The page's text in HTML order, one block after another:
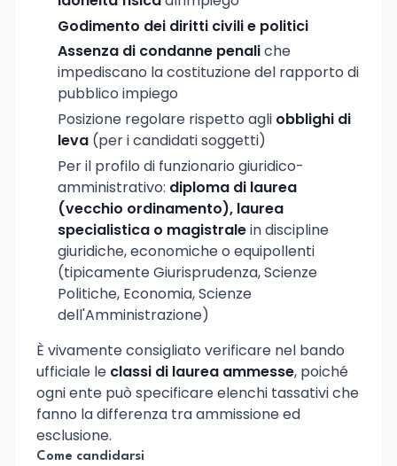
Godimento dei diritti civili e politici
Assenza di condanne penaliche
impediscano la costituzione del rapporto di
pubblico impiego
Posizione regolare rispetto agli obblighi di
leva (per i candidati soggetti)
Per il profilo di funzionario giuridico-
amministrativo: diploma di laurea
(vecchio ordinamento), laurea
specialistica o magistralein discipline
giuridiche, economiche o equipollenti
(tipicamente Giurisprudenza, Scienze
Politiche, Economia, Scienze
dell'Amministrazione)
È vivamente consigliato verificare nel bando
ufficiale le classi di laurea ammesse, poiché
ogni ente può specificare elenchi tassativi che
fanno la differenza tra ammissione ed
esclusione.
Come candidarsi